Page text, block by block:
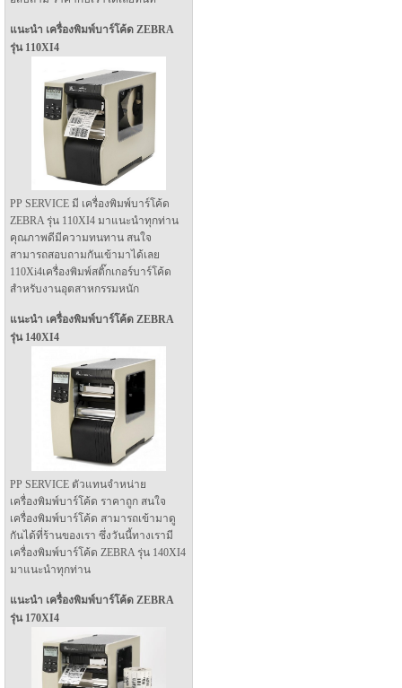
แนะนำ เครื่องพิมพ์บาร์โค้ด ZEBRA
รุ่น 110XI4
PP SERVICE มี เครื่องพิมพ์บาร์โค้ด
ZEBRA รุ่น 110XI4 มาแนะนำทุกท่าน
คุณภาพดีมีความทนทาน สนใจ
สามารถสอบถามกันเข้ามาได้เลย
110Xi4เครื่องพิมพ์สติ๊กเกอร์บาร์โค้ด
สำหรับงานอุตสาหกรรมหนัก
แนะนำ เครื่องพิมพ์บาร์โค้ด ZEBRA
รุ่น 140XI4
PP SERVICE ตัวแทนจำหน่าย
เครื่องพิมพ์บาร์โค้ด ราคาถูก สนใจ
เครื่องพิมพ์บาร์โค้ด สามารถเข้ามาดู
กันได้ที่ร้านของเรา ซึ่งวันนี้ทางเรามี
เครื่องพิมพ์บาร์โค้ด ZEBRA รุ่น 140XI4
มาแนะนำทุกท่าน
แนะนำ เครื่องพิมพ์บาร์โค้ด ZEBRA
รุ่น 170XI4